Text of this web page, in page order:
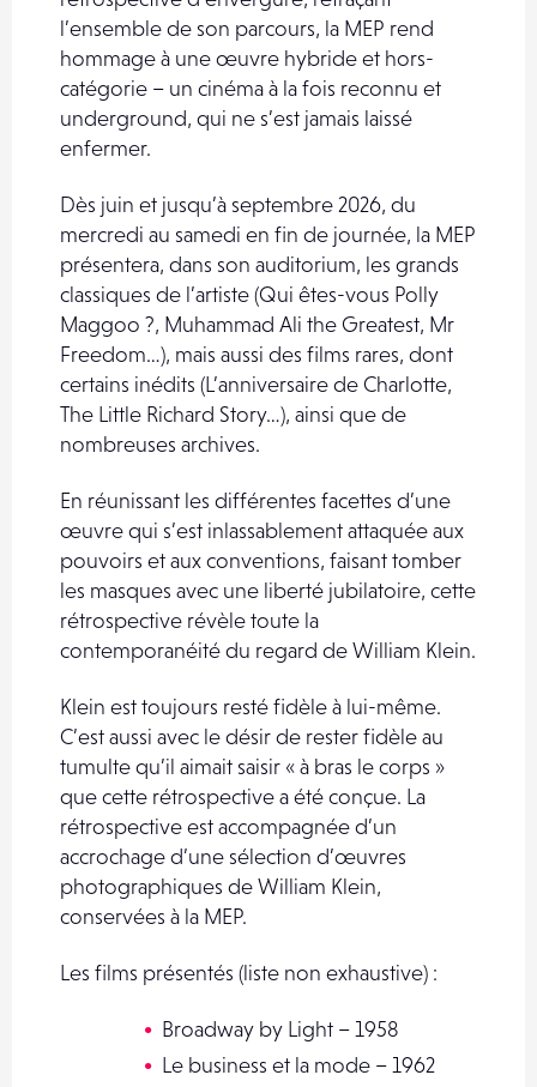
l’ensemble de son parcours, la MEP rend
hommage à une œuvre hybride et hors-
catégorie – un cinéma à la fois reconnu et
underground, qui ne s’est jamais laissé
enfermer.
Dès juin et jusqu’à septembre 2026, du
mercredi au samedi en fin de journée, la MEP
présentera, dans son auditorium, les grands
classiques de l’artiste (Qui êtes-vous Polly
Maggoo ?, Muhammad Ali the Greatest, Mr
Freedom…), mais aussi des films rares, dont
certains inédits (L’anniversaire de Charlotte,
The Little Richard Story…), ainsi que de
nombreuses archives.
En réunissant les différentes facettes d’une
œuvre qui s’est inlassablement attaquée aux
pouvoirs et aux conventions, faisant tomber
les masques avec une liberté jubilatoire, cette
rétrospective révèle toute la
contemporanéité du regard de William Klein.
Klein est toujours resté fidèle à lui-même.
C’est aussi avec le désir de rester fidèle au
tumulte qu’il aimait saisir « à bras le corps »
que cette rétrospective a été conçue. La
rétrospective est accompagnée d’un
accrochage d’une sélection d’œuvres
photographiques de William Klein,
conservées à la MEP.
Les films présentés (liste non exhaustive) :
Broadway by Light – 1958
Le business et la mode – 1962